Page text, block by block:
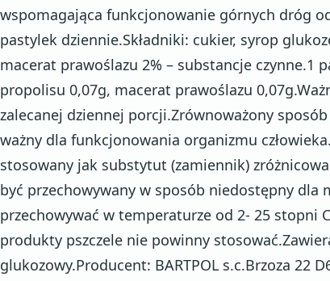
wspomagająca funkcjonowanie górnych dróg
pastylek dziennie.Składniki: cukier, syrop
macerat prawoślazu 2% – substancje czynne.1
propolisu 0,07g, macerat prawoślazu
zalecanej dziennej porcji.Zrównoważony
ważny dla funkcjonowania organizmu
stosowany jak substytut (zamiennik)
być przechowywany w sposób niedostępny dla
przechowywać w temperaturze od 2- 25 stopni
produkty pszczele nie powinny
glukozowy.Producent: BARTPOL s.c.Brzoza 22